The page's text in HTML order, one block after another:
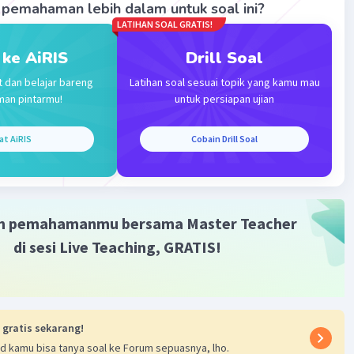
Level 100
terverifikasi
pembakaran dan mendinginkan air
·0.0(0) Balas
lebih dalam untuk soal ini?
AiRIS
dan belajar bareng
pintarmu!
AiRIS
LATIHAN SOAL GRATIS!
Drill Soal
Latihan soal sesuai topik yang kamu mau
untuk persiapan ujian
Cobain Drill Soal
pemahamanmu bersama Master Teacher
di sesi Live Teaching, GRATIS!
gratis sekarang!
kamu bisa tanya soal ke Forum sepuasnya, lho.